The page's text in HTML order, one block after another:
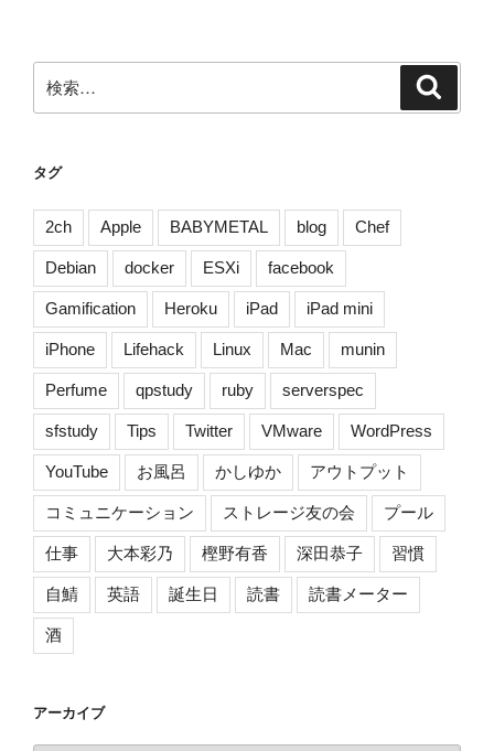
索:
タグ
2ch Apple BABYMETAL blog Chef
Debian docker ESXi facebook
Gamification Heroku iPad iPad mini
iPhone Lifehack Linux Mac munin
Perfume qpstudy ruby serverspec
sfstudy Tips Twitter VMware WordPress
YouTube お風呂 かしゆか アウトプット
コミュニケーション ストレージ友の会 プール
仕事 大本彩乃 樫野有香 深田恭子 習慣
自鯖 英語 誕生日 読書 読書メーター
酒
アーカイブ